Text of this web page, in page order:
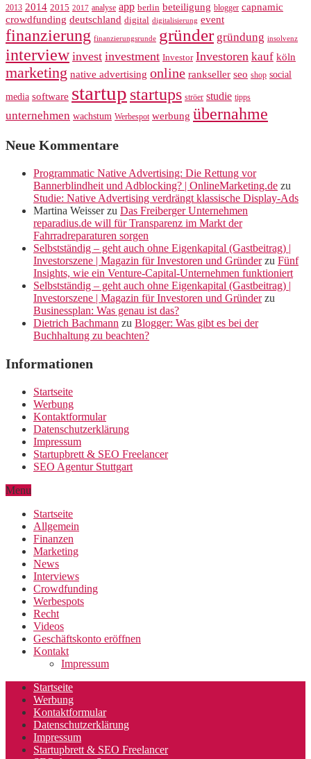
2013 2014 2015 2017 analyse app berlin beteiligung blogger capnamic
crowdfunding deutschland digital digitalisierung event
finanzierung finanzierungsrunde gründer gründung insolvenz
interview invest investment Investor Investoren kauf köln
marketing native advertising online rankseller seo shop social
media software startup startups ströer studie tipps
unternehmen wachstum Werbespot werbung übernahme
Neue Kommentare
Programmatic Native Advertising: Die Rettung vor
Bannerblindheit und Adblocking? | OnlineMarketing.de zu
Studie: Native Advertising verdrängt klassische Display-Ads
Martina Weisserzu Das Freiberger Unternehmen
reparadius.de will für Transparenz im Markt der
Fahrradreparaturen sorgen
Selbstständig – geht auch ohne Eigenkapital (Gastbeitrag) |
Investorszene | Magazin für Investoren und Gründerzu Fünf
Insights, wie ein Venture-Capital-Unternehmen funktioniert
Selbstständig – geht auch ohne Eigenkapital (Gastbeitrag) |
Investorszene | Magazin für Investoren und Gründerzu
Businessplan: Was genau ist das?
Dietrich Bachmann zu Blogger: Was gibt es bei der
Buchhaltung zu beachten?
Informationen
Startseite
Werbung
Kontaktformular
Datenschutzerklärung
Impressum
Startupbrett & SEO Freelancer
SEO Agentur Stuttgart
Menu
Startseite
Allgemein
Finanzen
Marketing
News
Interviews
Crowdfunding
Werbespots
Recht
Videos
Geschäftskonto eröffnen
Kontakt
Impressum
Startseite
Werbung
Kontaktformular
Datenschutzerklärung
Impressum
Startupbrett & SEO Freelancer